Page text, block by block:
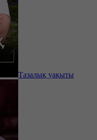
Тазалық уақыты